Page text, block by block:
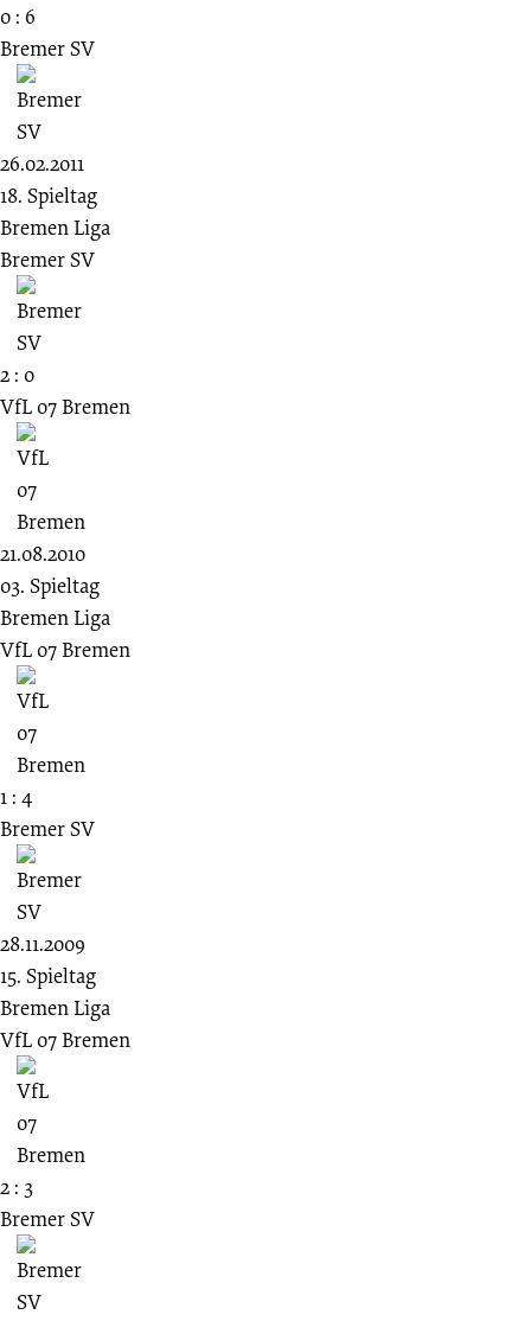
0 : 6
Bremer SV
26.02.2011
18. Spieltag
Bremen Liga
Bremer SV
2 : 0
VfL 07 Bremen
21.08.2010
03. Spieltag
Bremen Liga
VfL 07 Bremen
1 : 4
Bremer SV
28.11.2009
15. Spieltag
Bremen Liga
VfL 07 Bremen
2 : 3
Bremer SV